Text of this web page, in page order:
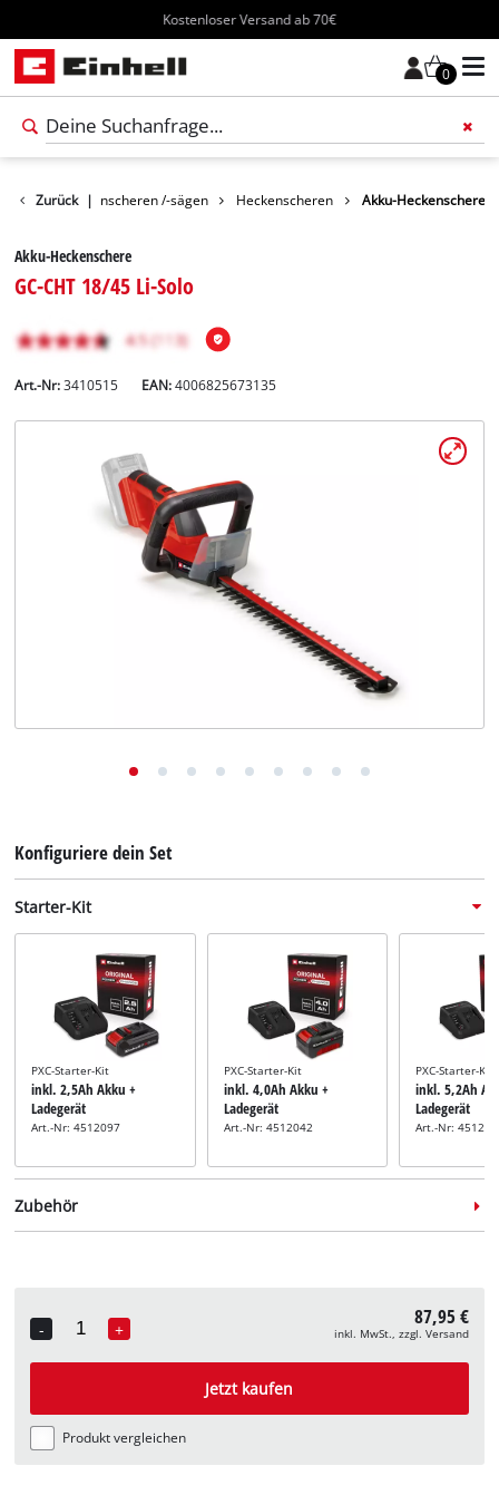
Kostenloser Versand ab 70€
0
Zurück |
Gartenscheren /-sägen Heckenscheren Akku-Heckenschere
Akku-Heckenschere
GC-CHT 18/45 Li-Solo
Art.-Nr: 3410515 EAN:4006825673135
Konfiguriere dein Set
Starter-Kit
PXC-Starter-Kit
inkl. 2,5Ah Akku +
Ladegerät
Art.-Nr: 4512097
PXC-Starter-Kit
inkl. 4,0Ah Akku +
Ladegerät
Art.-Nr: 4512042
PXC-Starter-Kit
inkl. 5,2Ah
Ladegerät
Art.-Nr:
Zubehör
Art.-Nr: 3403099
-
Quantity
+ 87,95 €
inkl. MwSt., zzgl. Versand
Jetzt kaufen
Produkt vergleichen